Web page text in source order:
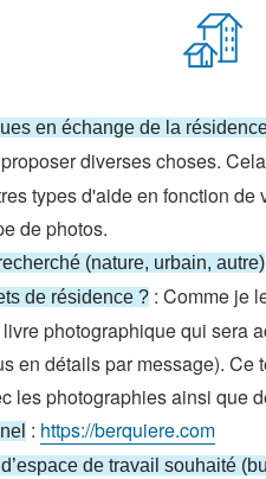
en échange de la
diverses choses.
types d'aide en fonction
de photos.
(nature, urbain, autre)
de résidence ? : Comme je
photographique qui sera
en détails par message). Ce
les photographies ainsi que
: https://berquiere.com
de travail souhaité